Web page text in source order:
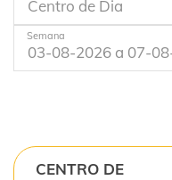
Semana
CENTRO DE